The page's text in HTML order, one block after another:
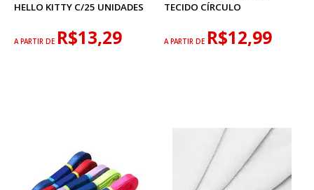
HELLO KITTY C/25 UNIDADES
A PARTIR DE R$13,29
TECIDO CÍRCULO
A PARTIR DE R$12,99